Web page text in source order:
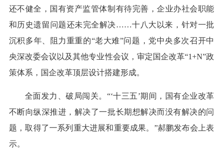
还不健全，国有资产监管体制有待完善，企业办社会职能
和历史遗留问题还未完全解决……十八大以来，针对一批
沉积多年、阻力重重的“老大难”问题，党中央多次召开中
央深改委会议以及其他专业性会议，审定国企改革“1+N”政
策体系，国企改革顶层设计搭建形成。
全面发力、破局闯关。“‘十三五’期间，国有企业改革
不断向纵深推进，解决了一批长期想解决而没有解决的问
题，取得了一系列重大进展和重要成果。”郝鹏发布会上表
示。